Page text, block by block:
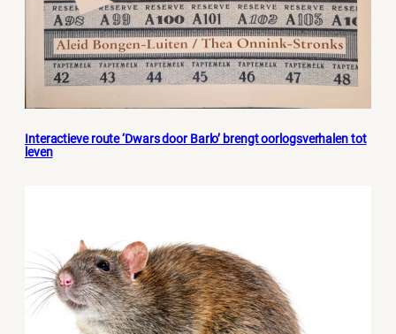
Interactieve route ‘Dwars door Barlo’ brengt oorlogsverhalen tot
leven